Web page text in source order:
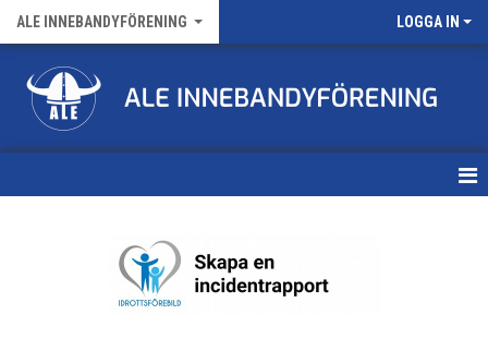
ALE INNEBANDYFÖRENING LOGGA IN
FÖRENINGENS MATCHER